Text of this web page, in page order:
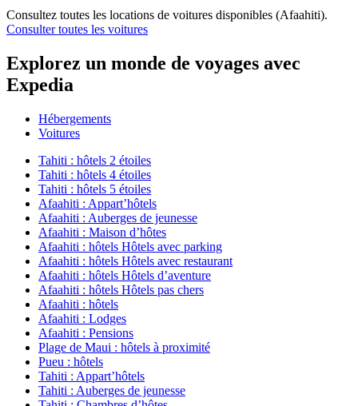
Consultez toutes les locations de voitures disponibles (Afaahiti).
Consulter toutes les voitures
Explorez un monde de voyages avec
Expedia
Hébergements
Voitures
Tahiti : hôtels 2 étoiles
Tahiti : hôtels 4 étoiles
Tahiti : hôtels 5 étoiles
Afaahiti : Appart’hôtels
Afaahiti : Auberges de jeunesse
Afaahiti : Maison d’hôtes
Afaahiti : hôtels Hôtels avec parking
Afaahiti : hôtels Hôtels avec restaurant
Afaahiti : hôtels Hôtels d’aventure
Afaahiti : hôtels Hôtels pas chers
Afaahiti : hôtels
Afaahiti : Lodges
Afaahiti : Pensions
Plage de Maui : hôtels à proximité
Pueu : hôtels
Tahiti : Appart’hôtels
Tahiti : Auberges de jeunesse